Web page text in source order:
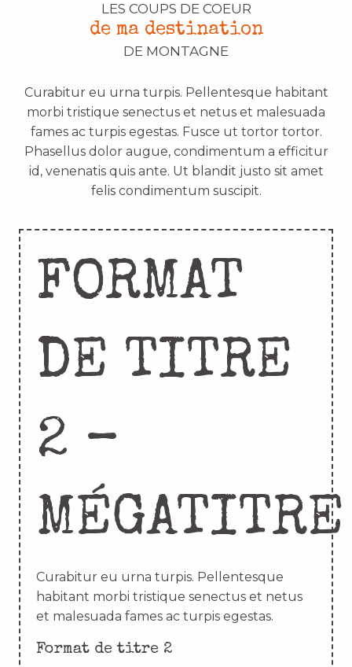
LES COUPS DE COEUR
de ma destination
DE MONTAGNE
Curabitur eu urna turpis. Pellentesque habitant
morbi tristique senectus et netus et malesuada
fames ac turpis egestas. Fusce ut tortor tortor.
Phasellus dolor augue, condimentum a efficitur
id, venenatis quis ante. Ut blandit justo sit amet
felis condimentum suscipit.
FORMAT
DE TITRE
2 –
MÉGATITRE
Curabitur eu urna turpis. Pellentesque
habitant morbi tristique senectus et netus
et malesuada fames ac turpis egestas.
Format de titre 2